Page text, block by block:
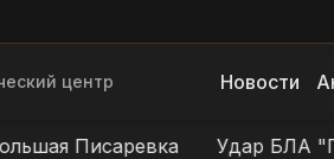
центр Новости
Писаревка Удар БЛА